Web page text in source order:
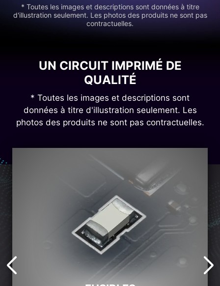
* Toutes les images et descriptions sont données à titre
d'illustration seulement. Les photos des produits ne sont pas
contractuelles.
UN CIRCUIT IMPRIMÉ DE
QUALITÉ
* Toutes les images et descriptions sont
données à titre d'illustration seulement. Les
photos des produits ne sont pas contractuelles.